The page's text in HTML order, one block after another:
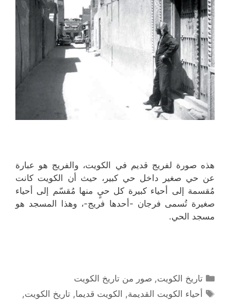
هذه صورة لفريج قديم في الكويت، والفريج هو عبارة
عن حي صغير داخل حي كبير، حيث أن الكويت كانت
مُقسمة إلى أحياء كبيرة كل حيٍ منها مُقسّم إلى أحياء
صغيرة تُسمى فرجان -أحدها فريج-، وهذا المسجد هو
مسجد الحي.
التصنيفات
تاريخ الكويت, صور من تاريخ الكويت
الوسوم
أحياء الكويت القديمة, الكويت قديما,تاريخ الكويت,